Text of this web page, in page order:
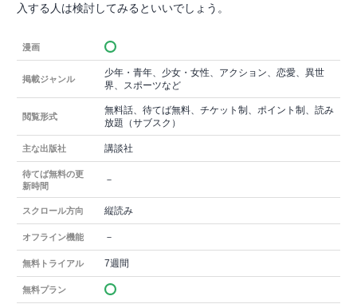
入する人は検討してみるといいでしょう。
漫画
掲載ジャンル
少年・青年、少女・女性、アクション、恋愛、異世
界、スポーツなど
閲覧形式
無料話、待てば無料、チケット制、ポイント制、読み
放題（サブスク）
主な出版社 講談社
待てば無料の更
新時間
－
スクロール方向 縦読み
オフライン機能 －
無料トライアル 7週間
無料プラン